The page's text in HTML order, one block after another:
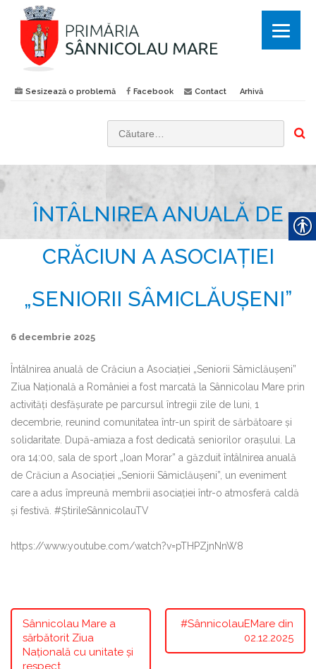
Sesizează o problemă Facebook Contact Arhivă
ÎNTÂLNIREA ANUALĂ DE
CRĂCIUN A ASOCIAȚIEI
„SENIORII SÂMICLĂUȘENI”
6 decembrie 2025
Întâlnirea anuală de Crăciun a Asociației „Seniorii Sâmiclăușeni”
Ziua Națională a României a fost marcată la Sânnicolau Mare prin
activități desfășurate pe parcursul întregii zile de luni, 1
decembrie, reunind comunitatea într-un spirit de sărbătoare și
solidaritate. După-amiaza a fost dedicată seniorilor orașului. La
ora 14:00, sala de sport „Ioan Morar” a găzduit întâlnirea anuală
de Crăciun a Asociației „Seniorii Sâmiclăușeni”, un eveniment
care a adus împreună membrii asociației într-o atmosferă caldă
și festivă. #ȘtirileSânnicolauTV
https://www.youtube.com/watch?v=pTHPZjnNnW8
Sânnicolau Mare a
sărbătorit Ziua
Națională cu unitate și
respect
#SânnicolauEMare din
02.12.2025